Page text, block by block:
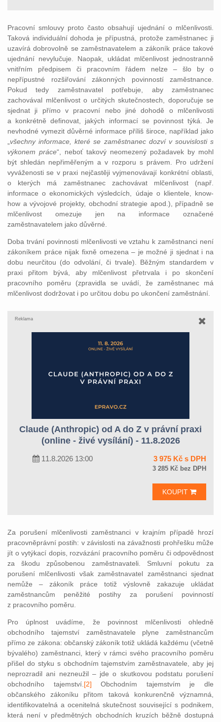
Pracovní smlouvy proto často obsahují ujednání o mlčenlivosti.
Taková individuální dohoda je přípustná, protože zaměstnanec ji
uzavírá dobrovolně se zaměstnavatelem a zákoník práce takové
ujednání nevylučuje. Naopak, ukládat mlčenlivost jednostranně
vnitřním předpisem či pracovním řádem nelze – šlo by o
nepřípustné rozšiřování zákonných povinností zaměstnance.
Pokud tedy zaměstnavatel potřebuje, aby zaměstnanec
zachovával mlčenlivost o určitých skutečnostech, doporučuje se
sjednat ji přímo v pracovní nebo jiné dohodě o mlčenlivosti
a konkrétně definovat, jakých informací se povinnost týká. Je
nevhodné vymezit důvěrné informace příliš široce, například jako
všechny informace, které se zaměstnanec dozví v souvislosti s
výkonem práce“, neboť takový neomezený požadavek by mohl
být shledán nepřiměřeným a v rozporu s právem. Pro udržení
vyváženosti se v praxi nejčastěji vyjmenovávají konkrétní oblasti,
o kterých má zaměstnanec zachovávat mlčenlivost (např.
informace o ekonomických výsledcích, údaje o klientele, know-
how a vývojové projekty, obchodní strategie apod.), případně se
mlčenlivost omezuje jen na informace označené
zaměstnavatelem jako důvěrné.
Doba trvání povinnosti mlčenlivosti ve vztahu k zaměstnanci není
zákoníkem práce nijak fixně omezena – je možné ji sjednat i na
dobu neurčitou (do odvolání, či trvale). Běžným standardem v
praxi přitom bývá, aby mlčenlivost přetrvala i po skončení
pracovního poměru (zpravidla se uvádí, že zaměstnanec má
mlčenlivost dodržovat i po určitou dobu po ukončení zaměstnání.
Reklama
Claude (Anthropic) od A do Z v právní praxi
(online - živé vysílání) - 11.8.2026
11.8.2026 13:00 3 975 Kč s DPH
3 285 Kč bez DPH
KOUPIT
Za porušení mlčenlivosti zaměstnanci v krajním případě hrozí
pracovněprávní postih: v závislosti na závažnosti prohřešku může
jít o vytýkací dopis, rozvázání pracovního poměru či odpovědnost
za škodu způsobenou zaměstnavateli. Smluvní pokutu za
porušení mlčenlivosti však zaměstnavatel zaměstnanci sjednat
nemůže – zákoník práce totiž výslovně zakazuje ukládat
zaměstnancům peněžité postihy za porušení povinností
z pracovního poměru.
Pro úplnost uvádíme, že povinnost mlčenlivosti ohledně
obchodního tajemství zaměstnavatele plyne zaměstnancům
přímo ze zákona: občanský zákoník totiž ukládá každému (včetně
bývalého) zaměstnanci, který v rámci svého pracovního poměru
přišel do styku s obchodním tajemstvím zaměstnavatele, aby jej
neprozradil ani nezneužil – jde o skutkovou podstatu porušení
obchodního tajemství. [2] Obchodním tajemstvím je dle
občanského zákoníku přitom taková konkurenčně významná,
identifikovatelná a ocenitelná skutečnost související s podnikem,
která není v předmětných obchodních kruzích běžně dostupná